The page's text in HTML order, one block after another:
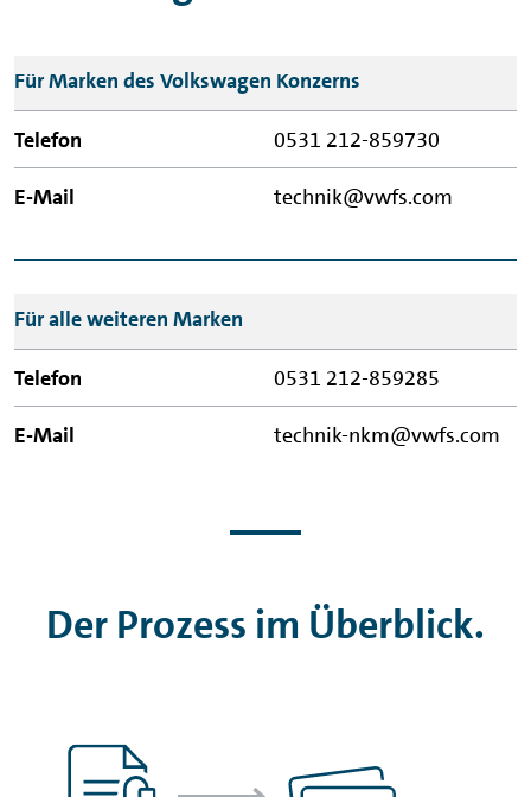
Wartung
&
Verschleiß
Telefon
Mail
Für Marken des Volkswagen Konzerns
0531 212-859730
technik@vwfs.com
Für alle weiteren Marken
0531 212-859285
technik-nkm@vwfs.com
Der Prozess im Überblick.